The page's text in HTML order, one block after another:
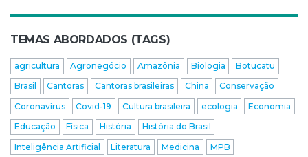
TEMAS ABORDADOS (TAGS)
agricultura Agronegócio Amazônia Biologia
Botucatu
Brasil
Cantoras Cantoras brasileiras China
Conservação
Coronavírus
Covid-19 Cultura brasileira ecologia
Economia
Educação
Física História
História do Brasil
Inteligência Artificial
Literatura Medicina
MPB